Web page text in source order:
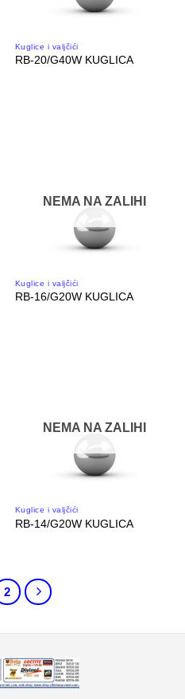
Kuglice i valjčići
RB-20/G40W KUGLICA
NEMA NA ZALIHI
Kuglice i valjčići
RB-16/G20W KUGLICA
NEMA NA ZALIHI
Kuglice i valjčići
RB-14/G20W KUGLICA
2